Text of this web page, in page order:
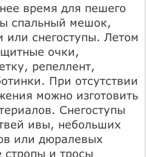
время для пешего
спальный мешок,
снегоступы. Летом
очки,
репеллент,
При отсутствии
можно изготовить
Снегоступы
ивы, небольших
или дюралевых
и тросы